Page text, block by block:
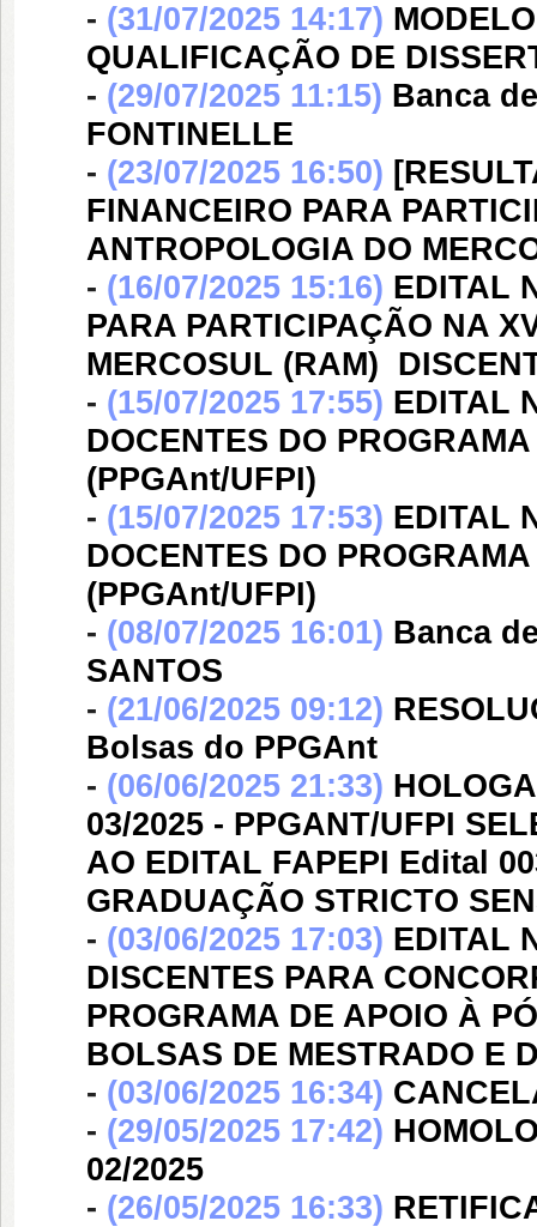
- (31/07/2025 14:17)
QUALIFICAÇÃO DE
- (29/07/2025 11:15) Banca
FONTINELLE
- (23/07/2025 16:50)
FINANCEIRO PARA
ANTROPOLOGIA DO
- (16/07/2025 15:16) EDITAL
PARA PARTICIPAÇÃO NA
MERCOSUL (RAM) 
- (15/07/2025 17:55) EDITAL
DOCENTES DO
(PPGAnt/UFPI)
- (15/07/2025 17:53) EDITAL
DOCENTES DO
(PPGAnt/UFPI)
- (08/07/2025 16:01) Banca
SANTOS
- (21/06/2025 09:12)
Bolsas do PPGAnt
- (06/06/2025 21:33)
03/2025 - PPGANT/UFPI
AO EDITAL FAPEPI Edital
GRADUAÇÃO STRICTO
- (03/06/2025 17:03) EDITAL
DISCENTES PARA
PROGRAMA DE APOIO À
BOLSAS DE MESTRADO E
- (03/06/2025 16:34)
- (29/05/2025 17:42)
02/2025
- (26/05/2025 16:33)